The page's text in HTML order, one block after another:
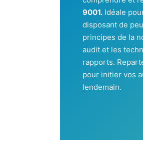
9001. Idéale
disposant de
principes de la
audit et les
rapports.
pour initier vos
lendemain.